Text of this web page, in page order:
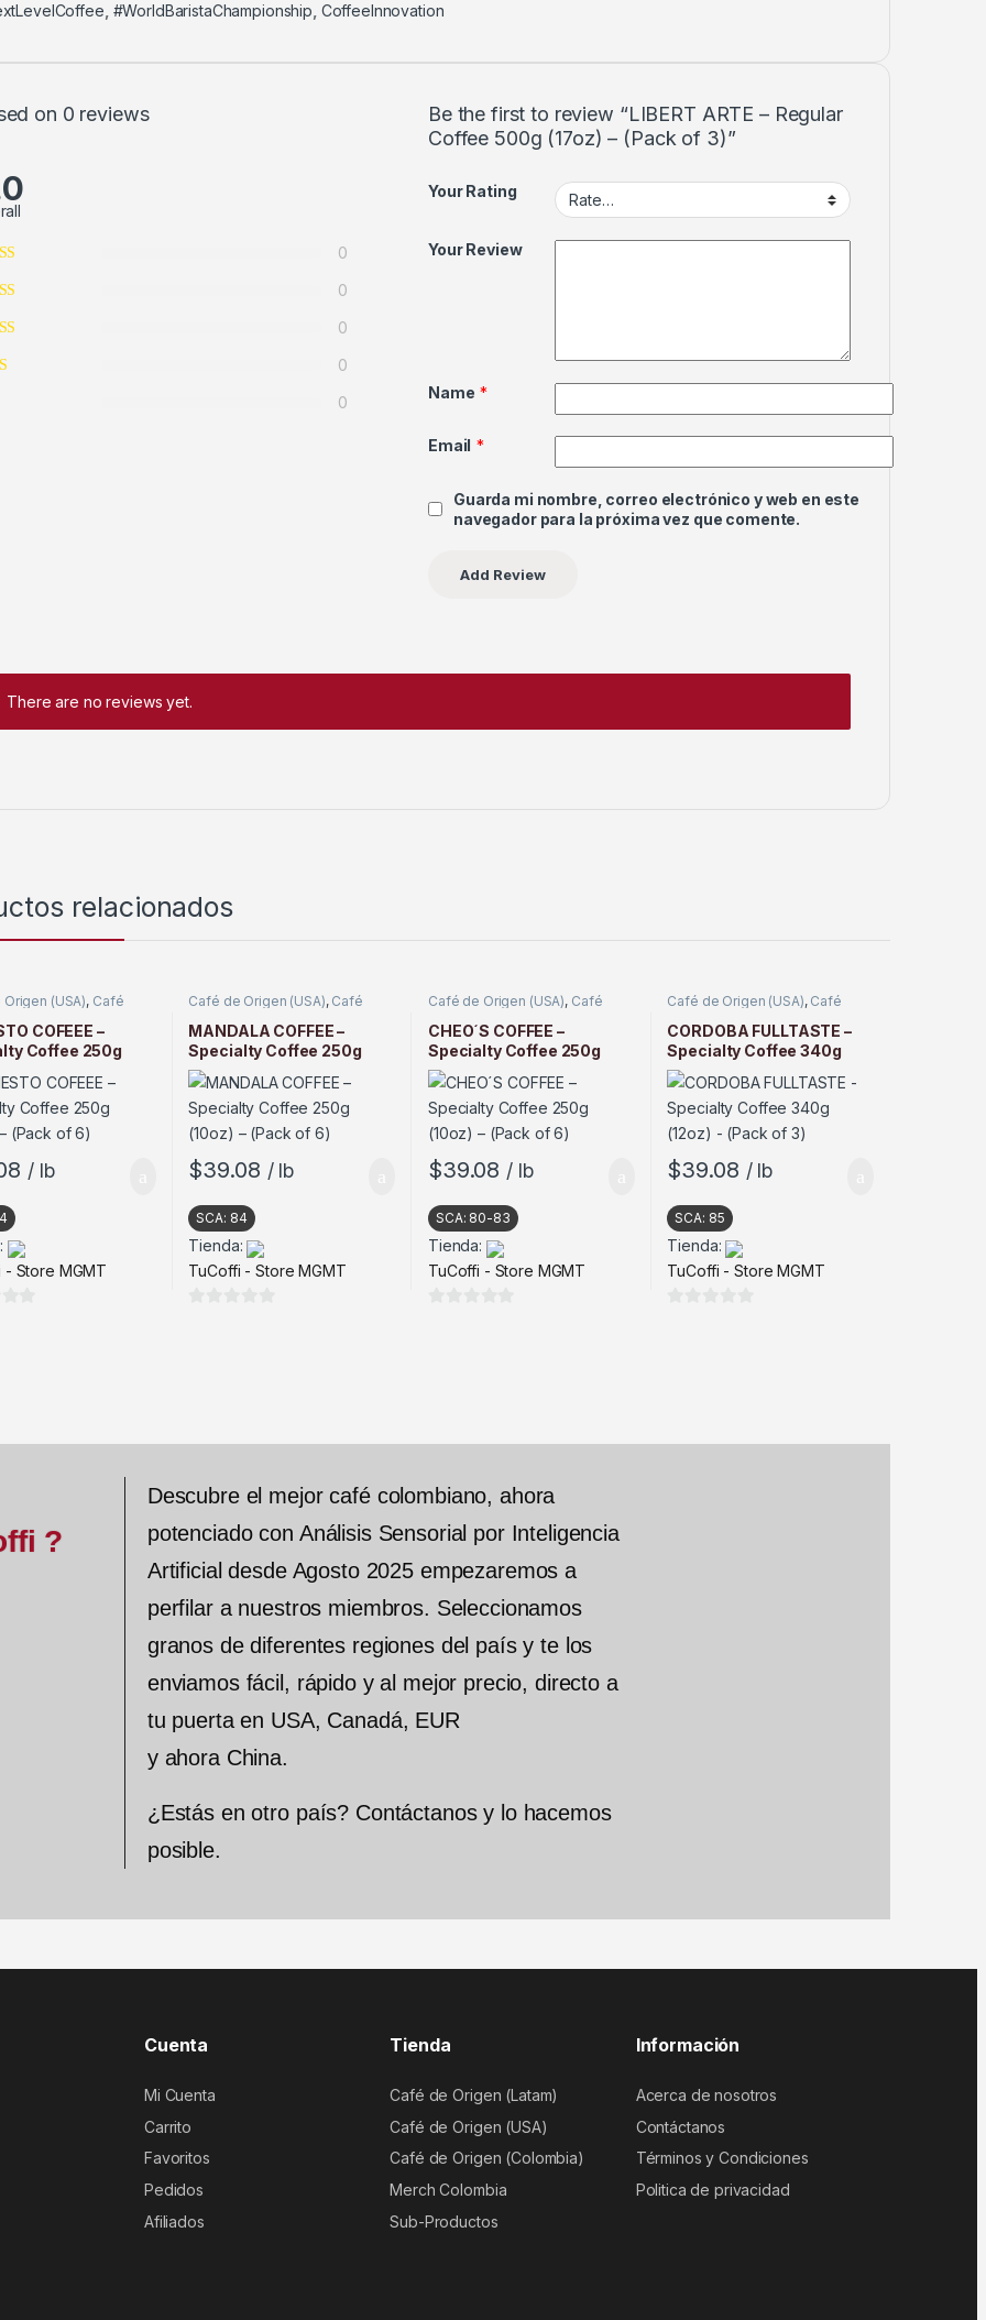
#WorldBaristaChampionship CoffeeInnovation
on 0 reviews
0
0
0
0
0
Be the first to review “LIBERT ARTE – Regular
Coffee 500g (17oz) – (Pack of 3)”
Your Rating
Your Review
Name *
Email *
Guarda mi nombre, correo electrónico y web en este
navegador para la próxima vez que comente.
There are no reviews yet.
relacionados
(USA), Café
COFEEE –
Coffee 250g
(Pack of 6)
/ lb
- Store MGMT
Café de Origen (USA), Café
MANDALA COFFEE –
Specialty Coffee 250g
(10oz) – (Pack of 6)
$39.08 / lb
SCA: 84
Tienda:
TuCoffi - Store MGMT
Café de Origen (USA), Café
CHEO´S COFFEE –
Specialty Coffee 250g
(10oz) – (Pack of 6)
$39.08 / lb
SCA: 80-83
Tienda:
TuCoffi - Store MGMT
Café de Origen (USA), Café
CORDOBA FULLTASTE –
Specialty Coffee 340g
(12oz) – (Pack of 3)
$39.08 / lb
SCA: 85
Tienda:
TuCoffi - Store MGMT
?
Descubre el mejor café colombiano, ahora
potenciado con Análisis Sensorial por Inteligencia
Artificial desde Agosto 2025 empezaremos a
perfilar a nuestros miembros. Seleccionamos
granos de diferentes regiones del país y te los
enviamos fácil, rápido y al mejor precio, directo a
tu puerta en USA, Canadá, EUR
y ahora China.
¿Estás en otro país? Contáctanos y lo hacemos
posible.
Cuenta
Mi Cuenta
Carrito
Favoritos
Pedidos
Afiliados
Tienda
Café de Origen (Latam)
Café de Origen (USA)
Café de Origen (Colombia)
Merch Colombia
Sub-Productos
Información
Acerca de nosotros
Contáctanos
Términos y Condiciones
Politica de privacidad